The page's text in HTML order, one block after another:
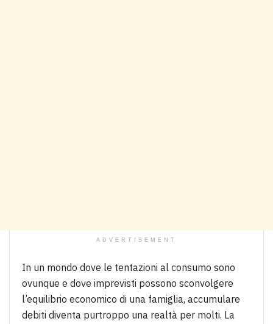
ADVERTISEMENT
In un mondo dove le tentazioni al consumo sono
ovunque e dove imprevisti possono sconvolgere
l’equilibrio economico di una famiglia, accumulare
debiti diventa purtroppo una realtà per molti. La